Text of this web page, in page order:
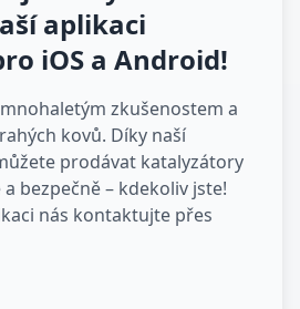
aplikaci
iOS a Android!
zkušenostem a
kovů. Díky naší
prodávat katalyzátory
bezpečně – kdekoliv jste!
nás kontaktujte přes